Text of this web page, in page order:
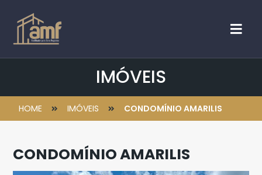
IMÓVEIS
HOME IMÓVEIS CONDOMÍNIO AMARILIS
CONDOMÍNIO AMARILIS